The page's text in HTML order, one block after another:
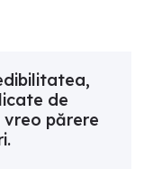
de
părere